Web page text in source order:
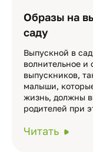
Образы на
саду
Выпускной в
волнительное и
выпускников,
малыши,
жизнь, должны
родителей при
Читать